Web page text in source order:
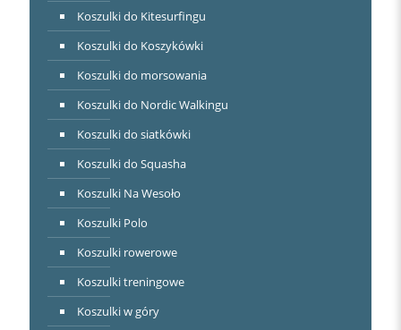
Koszulki do Kitesurfingu
Koszulki do Koszykówki
Koszulki do morsowania
Koszulki do Nordic Walkingu
Koszulki do siatkówki
Koszulki do Squasha
Koszulki Na Wesoło
Koszulki Polo
Koszulki rowerowe
Koszulki treningowe
Koszulki w góry